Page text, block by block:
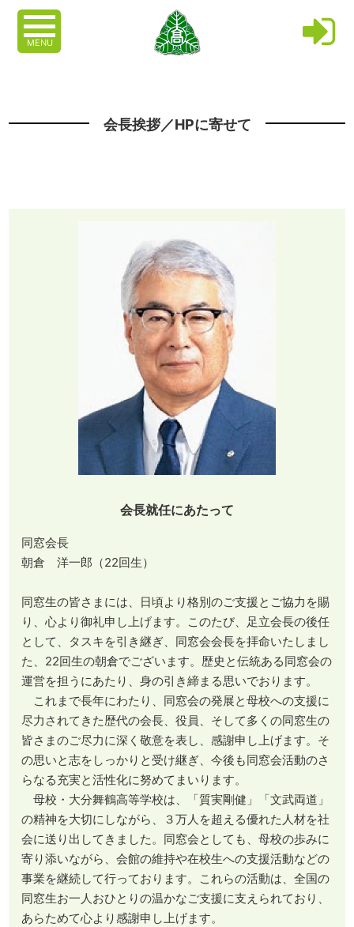
MENU
会長挨拶／HPに寄せて
会長就任にあたって
同窓会長
朝倉 洋一郎（22回生）
同窓生の皆さまには、日頃より格別のご支援とご協力を賜
り、心より御礼申し上げます。このたび、足立会長の後任
として、タスキを引き継ぎ、同窓会会長を拝命いたしまし
た、22回生の朝倉でございます。歴史と伝統ある同窓会の
運営を担うにあたり、身の引き締まる思いでおります。
これまで長年にわたり、同窓会の発展と母校への支援に
尽力されてきた歴代の会長、役員、そして多くの同窓生の
皆さまのご尽力に深く敬意を表し、感謝申し上げます。そ
の思いと志をしっかりと受け継ぎ、今後も同窓会活動のさ
らなる充実と活性化に努めてまいります。
母校・大分舞鶴高等学校は、「質実剛健」「文武両道」
の精神を大切にしながら、３万人を超える優れた人材を社
会に送り出してきました。同窓会としても、母校の歩みに
寄り添いながら、会館の維持や在校生への支援活動などの
事業を継続して行っております。これらの活動は、全国の
同窓生お一人おひとりの温かなご支援に支えられており、
あらためて心より感謝申し上げます。